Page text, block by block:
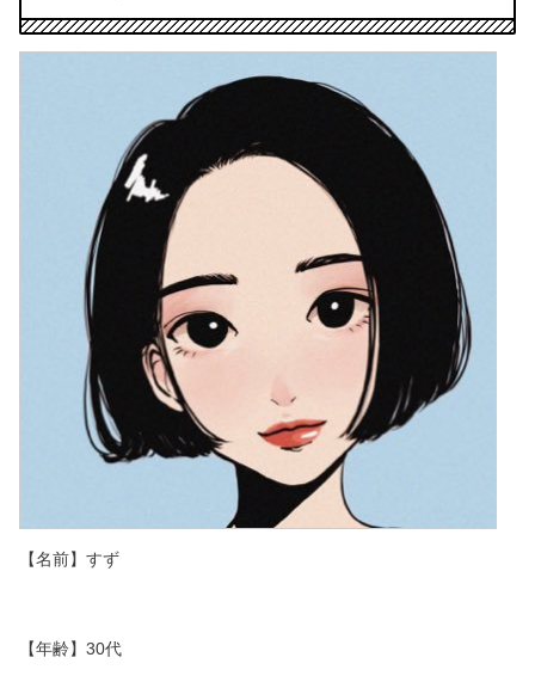
【名前】すず
【年齢】30代